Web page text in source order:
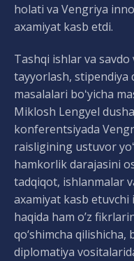
holati va Vengriya
axamiyat kasb etdi.
Tashqi ishlar va
tayyorlash, stipendiya
masalalari boʻyicha
Miklosh Lengyel
konferentsiyada
raisligining ustuvor
hamkorlik darajasini
tadqiqot, ishlanmalar
axamiyat kasb
haqida ham o’z
qo‘shimcha
diplomatiya